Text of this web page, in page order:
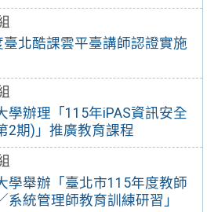
臺北酷課雲平臺講師認證實施
學辦理「115年iPAS資訊安全
2期)」推廣教育課程
學舉辦「臺北市115年度教師
統管理師教育訓練研習」